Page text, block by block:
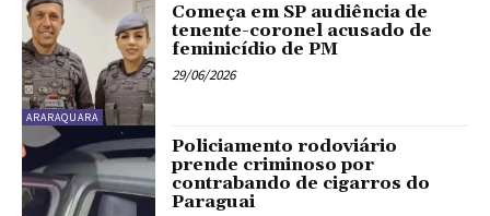
ARARAQUARA
Começa em SP audiência de
tenente-coronel acusado de
feminicídio de PM
29/06/2026
Policiamento rodoviário
prende criminoso por
contrabando de cigarros do
Paraguai